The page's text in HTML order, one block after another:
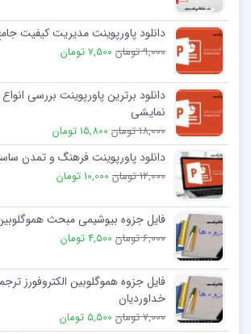
دانلود پاورپوینت مدیریت کیفیت
9,000 تومان 7,500 تومان
دانلود برترین پاورپوینت بررسی
نمایشی
18,000 تومان 15,800 تومان
دانلود پاورپوینت فرهنگ و تمدن
12,000 تومان 10,000 تومان
فایل جزوه بیوشیمی مبحث
6,000 تومان 4,500 تومان
فایل جزوه هموگلوبین الکتروفورز
خداورديان
7,000 تومان 5,500 تومان